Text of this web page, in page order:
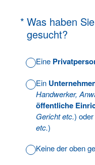
* Was haben
gesucht?
(Erforderlich.)
Eine
Ein
Handwerker,
öffentliche
Gericht etc.) oder
etc.)
Keine der oben